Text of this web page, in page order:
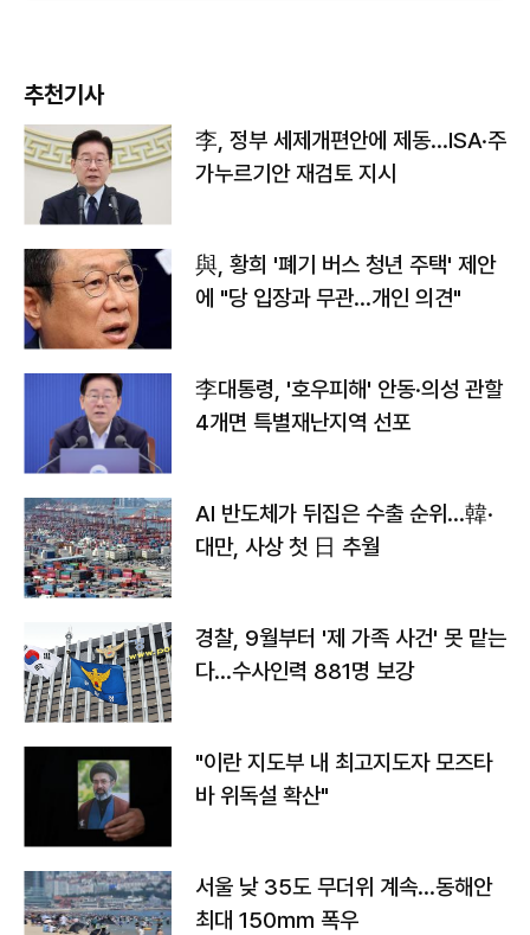
추천기사
李, 정부 세제개편안에 제동…ISA·주
가누르기안 재검토 지시
與, 황희 '폐기 버스 청년 주택' 제안
에 "당 입장과 무관…개인 의견"
李대통령, '호우피해' 안동·의성 관할
4개면 특별재난지역 선포
AI 반도체가 뒤집은 수출 순위…韓·
대만, 사상 첫 日 추월
경찰, 9월부터 '제 가족 사건' 못 맡는
다…수사인력 881명 보강
"이란 지도부 내 최고지도자 모즈타
바 위독설 확산"
서울 낮 35도 무더위 계속…동해안
최대 150㎜ 폭우